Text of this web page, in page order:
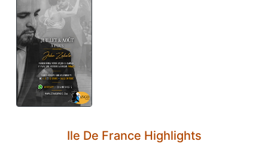
Ile De France Highlights